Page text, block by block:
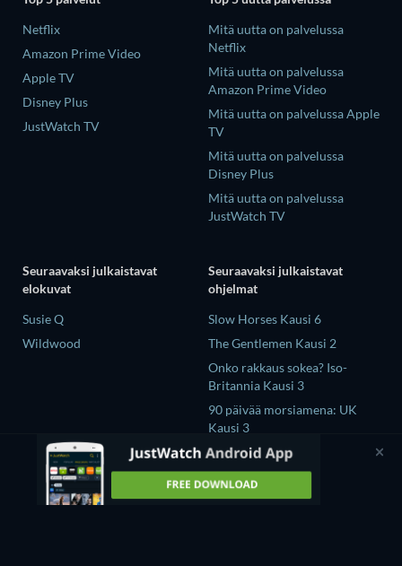
Netflix
Amazon Prime Video
Apple TV
Disney Plus
JustWatch TV
Mitä uutta on palvelussa
Netflix
Mitä uutta on palvelussa
Amazon Prime Video
Mitä uutta on palvelussa Apple
TV
Mitä uutta on palvelussa
Disney Plus
Mitä uutta on palvelussa
JustWatch TV
Seuraavaksi julkaistavat
elokuvat
Susie Q
Wildwood
Seuraavaksi julkaistavat
ohjelmat
Slow Horses Kausi 6
The Gentlemen Kausi 2
Onko rakkaus sokea? Iso-
Britannia Kausi 3
90 päivää morsiamena: UK
Kausi 3
The Chosen in the Wild with
Bear Grylls Kausi 1